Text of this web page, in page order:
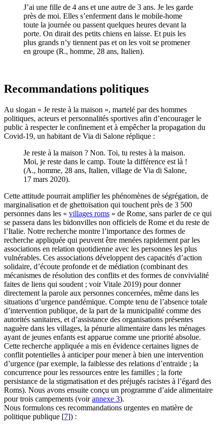
J’ai une fille de 4 ans et une autre de 3 ans. Je les garde
près de moi. Elles s’enferment dans le mobile-home
toute la journée ou passent quelques heures devant la
porte. On dirait des petits chiens en laisse. Et puis les
plus grands n’y tiennent pas et on les voit se promener
en groupe (R., homme, 28 ans, Italien).
Recommandations politiques
Au slogan « Je reste à la maison », martelé par des hommes
politiques, acteurs et personnalités sportives afin d’encourager le
public à respecter le confinement et à empêcher la propagation du
Covid-19, un habitant de Via di Salone réplique :
Je reste à la maison ? Non. Toi, tu restes à la maison.
Moi, je reste dans le camp. Toute la différence est là !
(A., homme, 28 ans, Italien, village de Via di Salone,
17 mars 2020).
Cette attitude pourrait amplifier les phénomènes de ségrégation, de
marginalisation et de ghettoïsation qui touchent près de 3 500
personnes dans les « villages roms » de Rome, sans parler de ce qui
se passera dans les bidonvilles non officiels de Rome et du reste de
l’Italie. Notre recherche montre l’importance des formes de
recherche appliquée qui peuvent être menées rapidement par les
associations en relation quotidienne avec les personnes les plus
vulnérables. Ces associations développent des capacités d’action
solidaire, d’écoute profonde et de médiation (combinant des
mécanismes de résolution des conflits et des formes de convivialité
faites de liens qui soudent ; voir Vitale 2019) pour donner
directement la parole aux personnes concernées, même dans les
situations d’urgence pandémique. Compte tenu de l’absence totale
d’intervention publique, de la part de la municipalité comme des
autorités sanitaires, et d’assistance des organisations présentes
naguère dans les villages, la pénurie alimentaire dans les ménages
ayant de jeunes enfants est apparue comme une priorité absolue.
Cette recherche appliquée a mis en évidence certaines lignes de
conflit potentielles à anticiper pour mener à bien une intervention
d’urgence (par exemple, la faiblesse des relations d’entraide ; la
concurrence pour les ressources entre les familles ; la forte
persistance de la stigmatisation et des préjugés racistes à l’égard des
Roms). Nous avons ensuite conçu un programme d’aide alimentaire
pour trois campements (voirannexe 3).
Nous formulons ces recommandations urgentes en matière de
politique publique [7]) :